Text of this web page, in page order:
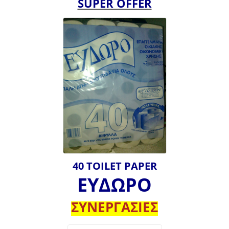
SUPER OFFER
40 TOILET PAPER
ΕΥΔΩΡΟ
ΣΥΝΕΡΓΑΣΙΕΣ